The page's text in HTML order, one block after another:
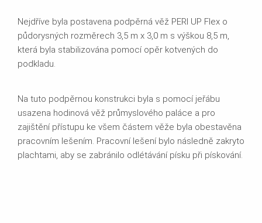
Nejdříve byla postavena podpěrná věž PERI UP Flex o
půdorysných rozměrech 3,5 m x 3,0 m s výškou 8,5 m,
která byla stabilizována pomocí opěr kotvených do
podkladu.
Na tuto podpěrnou konstrukci byla s pomocí jeřábu
usazena hodinová věž průmyslového paláce a pro
zajištění přístupu ke všem částem věže byla obestavěna
pracovním lešením. Pracovní lešení bylo následně zakryto
plachtami, aby se zabránilo odlétávání písku při pískování.